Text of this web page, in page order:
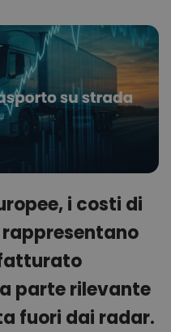
i costi di
fatturato
parte rilevante
fuori dai radar.